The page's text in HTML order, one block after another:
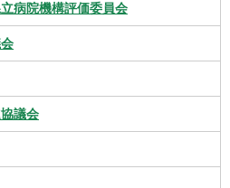
病院機構評価委員会
議会